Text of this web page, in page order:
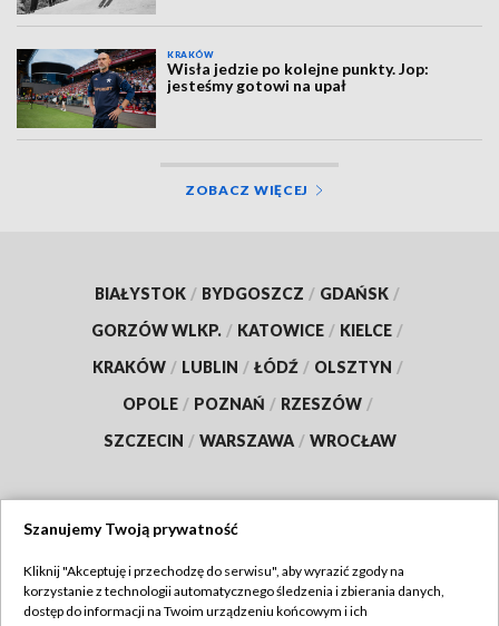
KRAKÓW
Wisła jedzie po kolejne punkty. Jop:
jesteśmy gotowi na upał
ZOBACZ WIĘCEJ
BIAŁYSTOK / BYDGOSZCZ / GDAŃSK /
GORZÓW WLKP. / KATOWICE / KIELCE /
KRAKÓW / LUBLIN / ŁÓDŹ / OLSZTYN /
OPOLE / POZNAŃ / RZESZÓW /
SZCZECIN / WARSZAWA / WROCŁAW
TVP
Szanujemy Twoją prywatność
Kliknij "Akceptuję i przechodzę do serwisu", aby wyrazić zgody na
korzystanie z technologii automatycznego śledzenia i zbierania danych,
dostęp do informacji na Twoim urządzeniu końcowym i ich